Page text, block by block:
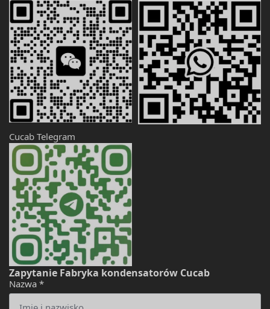
Cucab Telegram
Zapytanie Fabryka kondensatorów Cucab
Nazwa *